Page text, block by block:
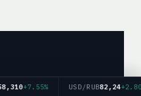
и актуальные
+7.55% USD/RUB 82,24+2.80%